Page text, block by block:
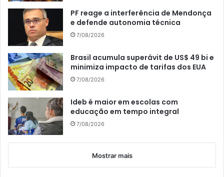
PF reage a interferência de Mendonça
e defende autonomia técnica
7/08/2026
Brasil acumula superávit de US$ 49 bi e
minimiza impacto de tarifas dos EUA
7/08/2026
Ideb é maior em escolas com
educação em tempo integral
7/08/2026
Mostrar mais